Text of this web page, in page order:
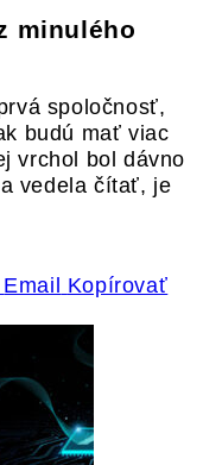
minulého
spoločnosť,
budú mať viac
vrchol bol dávno
vedela čítať, je
Email Kopírovať